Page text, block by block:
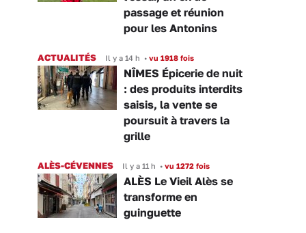
passage et réunion
pour les Antonins
ACTUALITÉS Il y a 14 h • vu 1918 fois
NÎMES Épicerie de nuit
: des produits interdits
saisis, la vente se
poursuit à travers la
grille
ALÈS-CÉVENNES Il y a 11 h • vu 1272 fois
ALÈS Le Vieil Alès se
transforme en
guinguette